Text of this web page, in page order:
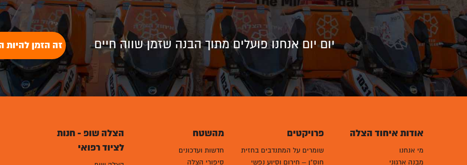
יום יום אנחנו פועלים מתוך הבנה שזמן שווה חיים זה הזמן
אודות איחוד הצלה
מי אנחנו
מבנה ארגוני
פרויקטים
שומרים על המתנדבים בחזית
חוס"ן – חירום וסיוע נפשי
מהשטח
חדשות ועדכונים
סיפורי הצלה
הצלה שופ - חנות
לציוד רפואי